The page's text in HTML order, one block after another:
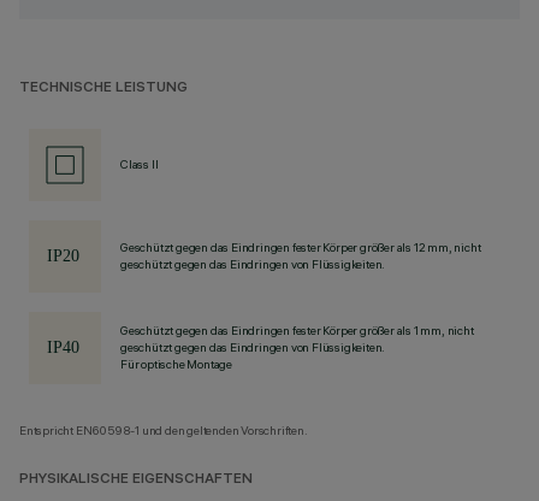
TECHNISCHE LEISTUNG
Class II
Geschützt gegen das Eindringen fester Körper größer als 12 mm, nicht
geschützt gegen das Eindringen von Flüssigkeiten.
Geschützt gegen das Eindringen fester Körper größer als 1 mm, nicht
geschützt gegen das Eindringen von Flüssigkeiten.
Für optische Montage
Entspricht EN60598-1 und den geltenden Vorschriften.
PHYSIKALISCHE EIGENSCHAFTEN